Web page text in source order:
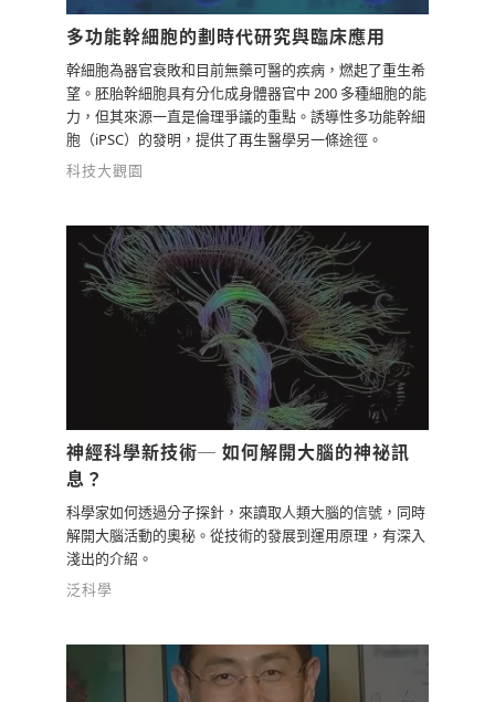
多功能幹細胞的劃時代研究與臨床應用
幹細胞為器官衰敗和目前無藥可醫的疾病，燃起了重生希
望。胚胎幹細胞具有分化成身體器官中 200 多種細胞的能
力，但其來源一直是倫理爭議的重點。誘導性多功能幹細
胞（iPSC）的發明，提供了再生醫學另一條途徑。
科技大觀園
神經科學新技術─ 如何解開大腦的神祕訊
息？
科學家如何透過分子探針，來讀取人類大腦的信號，同時
解開大腦活動的奧秘。從技術的發展到運用原理，有深入
淺出的介紹。
泛科學